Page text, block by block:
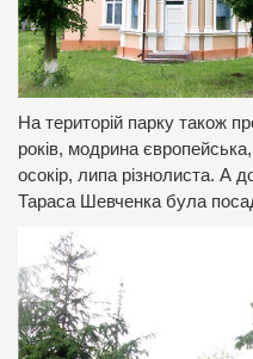
На територій парку також
років, модрина
осокір, липа різнолиста. А
Тараса Шевченка була